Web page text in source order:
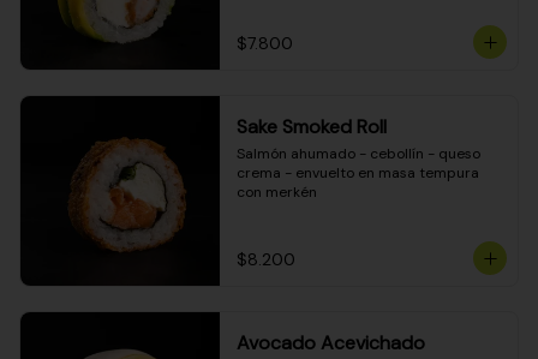
$7.800
Sake Smoked Roll
Salmón ahumado - cebollín - queso
crema - envuelto en masa tempura
con merkén
$8.200
Avocado Acevichado